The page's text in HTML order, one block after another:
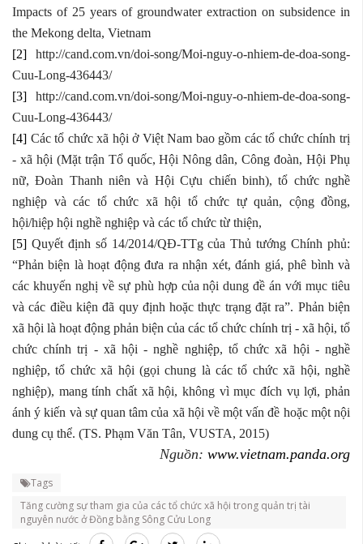
Impacts of 25 years of groundwater extraction on subsidence in
the Mekong delta, Vietnam
[2] http://cand.com.vn/doi-song/Moi-nguy-o-nhiem-de-doa-song-
Cuu-Long-436443/
[3] http://cand.com.vn/doi-song/Moi-nguy-o-nhiem-de-doa-song-
Cuu-Long-436443/
[4] Các tổ chức xã hội ở Việt Nam bao gồm các tổ chức chính trị
- xã hội (Mặt trận Tổ quốc, Hội Nông dân, Công đoàn, Hội Phụ
nữ, Đoàn Thanh niên và Hội Cựu chiến binh), tổ chức nghề
nghiệp và các tổ chức xã hội tổ chức tự quản, cộng đồng,
hội/hiệp hội nghề nghiệp và các tổ chức từ thiện,
[5] Quyết định số 14/2014/QĐ-TTg của Thủ tướng Chính phủ:
“Phản biện là hoạt động đưa ra nhận xét, đánh giá, phê bình và
các khuyến nghị về sự phù hợp của nội dung đề án với mục tiêu
và các điều kiện đã quy định hoặc thực trạng đặt ra”. Phản biện
xã hội là hoạt động phản biện của các tổ chức chính trị - xã hội, tổ
chức chính trị - xã hội - nghề nghiệp, tổ chức xã hội - nghề
nghiệp, tổ chức xã hội (gọi chung là các tổ chức xã hội, nghề
nghiệp), mang tính chất xã hội, không vì mục đích vụ lợi, phản
ánh ý kiến và sự quan tâm của xã hội về một vấn đề hoặc một nội
dung cụ thể. (TS. Phạm Văn Tân, VUSTA, 2015)
Nguồn: www.vietnam.panda.org
Tags
Tăng cường sự tham gia của các tổ chức xã hội trong quản trị tài
nguyên nước ở Đồng bằng Sông Cửu Long